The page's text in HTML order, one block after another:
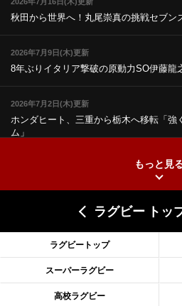
秋田から世界へ！丸尾崇真の挑戦セブン
2026年7月9日(木)更新
8年ぶりイタリア撃破の原動力SO伊藤龍
2026年7月2日(木)更新
ホンダヒート、三重から栃木へ移転「強
ム」
2026年6月18日(木)更新
滑川剛人レフリー、早過ぎる引退「27年
2026年6月11日(木)更新
神戸、リーグワン初優勝の道のりデイブ
もっと見
ラグビー トッ
ラグビートップ
スーパーラグビー
高校ラグビー